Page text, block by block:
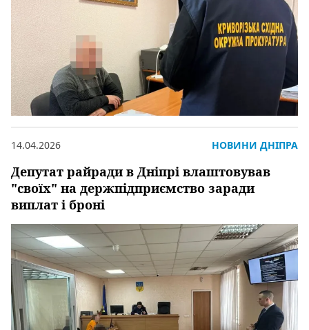
Депутат райради в Дніпрі влаштовував
"своїх" на держпідприємство заради
виплат і броні
14.04.2026 НОВИНИ ДНІПРА